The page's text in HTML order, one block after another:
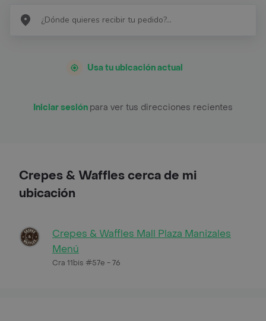
Usa tu ubicación actual
Iniciar sesión para ver tus direcciones recientes
Crepes & Waffles cerca de mi
ubicación
Crepes & Waffles Mall Plaza Manizales
Menú
Cra 11bis #57e - 76